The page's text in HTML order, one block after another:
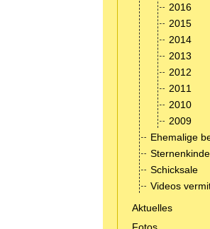
2016
2015
2014
2013
2012
2011
2010
2009
Ehemalige
Schicksale
Videos
Aktuelles